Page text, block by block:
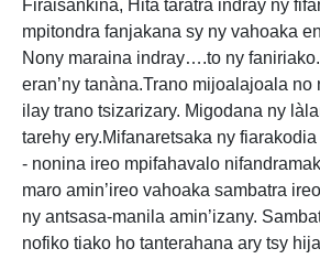
Firaisankina, Hita taratra indray ny
mpitondra fanjakana sy ny vahoaka
Nony maraina indray….to ny
eran’ny tanàna.Trano mijoalajoala
ilay trano tsizarizary. Migodana ny
tarehy ery.Mifanaretsaka ny
- nonina ireo mpifahavalo
maro amin’ireo vahoaka sambatra
ny antsasa-manila amin’izany.
nofiko tiako ho tanterahana ary tsy